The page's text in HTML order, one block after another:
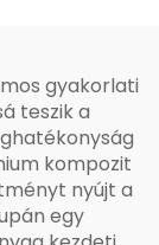
gyakorlati
teszik a
kompozit
nyújt a
egy